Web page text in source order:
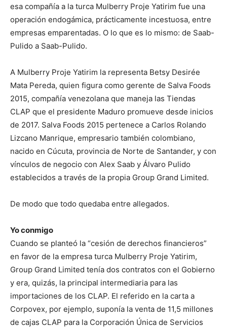
esa compañía a la turca Mulberry Proje Yatirim fue una
operación endogámica, prácticamente incestuosa, entre
empresas emparentadas. O lo que es lo mismo: de Saab-
Pulido a Saab-Pulido.
A Mulberry Proje Yatirim la representa Betsy Desirée
Mata Pereda, quien figura como gerente de Salva Foods
2015, compañía venezolana que maneja las Tiendas
CLAP que el presidente Maduro promueve desde inicios
de 2017. Salva Foods 2015 pertenece a Carlos Rolando
Lizcano Manrique, empresario también colombiano,
nacido en Cúcuta, provincia de Norte de Santander, y con
vínculos de negocio con Alex Saab y Álvaro Pulido
establecidos a través de la propia Group Grand Limited.
De modo que todo quedaba entre allegados.
Yo conmigo
Cuando se planteó la “cesión de derechos financieros”
en favor de la empresa turca Mulberry Proje Yatirim,
Group Grand Limited tenía dos contratos con el Gobierno
y era, quizás, la principal intermediaria para las
importaciones de los CLAP. El referido en la carta a
Corpovex, por ejemplo, suponía la venta de 11,5 millones
de cajas CLAP para la Corporación Única de Servicios